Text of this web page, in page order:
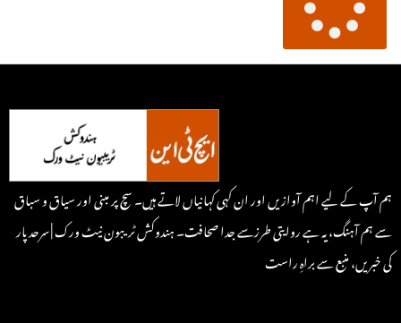
ہم آپ کے لیے اہم آوازیں اور ان کہی کہانیاں لاتے ہیں۔ سچ پر مبنی اور سیاق و سباق
سے ہم آہنگ، یہ ہے روایتی طرزسے جدا صحافت۔ ہندوکش ٹریبون نیٹ ورک | سرحد پار
کی خبریں، منبع سے براہِ راست